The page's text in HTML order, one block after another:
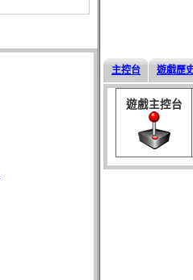
主控台 遊戲歷
遊戲主控台